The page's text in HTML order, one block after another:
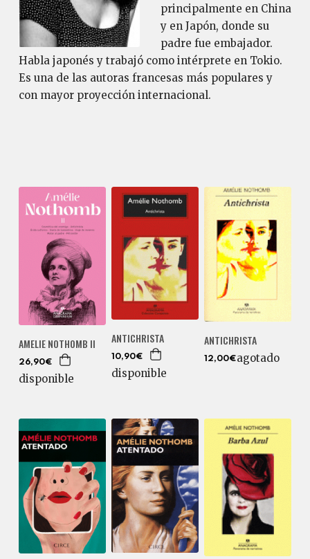
principalmente en China
y en Japón, donde su
padre fue embajador.
Habla japonés y trabajó como intérprete en Tokio.
Es una de las autoras francesas más populares y
con mayor proyección internacional.
AMELIE NOTHOMB II
26,90€
disponible
ANTICHRISTA
10,90€
disponible
ANTICHRISTA
12,00€agotado